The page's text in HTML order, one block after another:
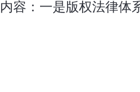
容：一是版权法律体